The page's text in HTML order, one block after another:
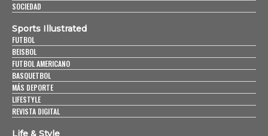
SOCIEDAD
Sports Illustrated
FUTBOL
BEISBOL
FUTBOL AMERICANO
BASQUETBOL
MÁS DEPORTE
LIFESTYLE
REVISTA DIGITAL
Life & Style